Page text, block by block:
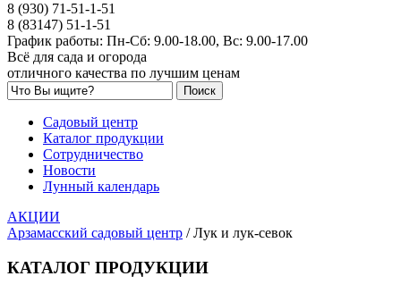
8 (930) 71-51-1-51
8 (83147) 51-1-51
График работы: Пн-Сб: 9.00-18.00, Вс: 9.00-17.00
Всё для сада и огорода
отличного качества по лучшим ценам
Садовый центр
Каталог продукции
Сотрудничество
Новости
Лунный календарь
АКЦИИ
Арзамасский садовый центр /Лук и лук-севок
КАТАЛОГ ПРОДУКЦИИ